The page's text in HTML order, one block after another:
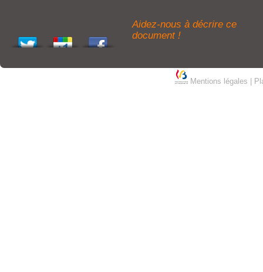
Aidez-nous à décrire ce
document !
Mentions légales